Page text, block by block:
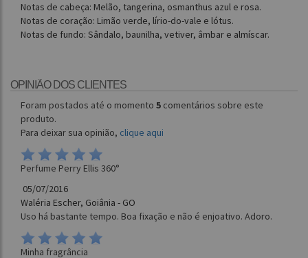
Notas de cabeça: Melão, tangerina, osmanthus azul e rosa.
Notas de coração: Limão verde, lírio-do-vale e lótus.
Notas de fundo: Sândalo, baunilha, vetiver, âmbar e almíscar.
OPINIÃO DOS CLIENTES
Foram postados até o momento 5 comentários sobre este
produto.
Para deixar sua opinião, clique aqui
Perfume Perry Ellis 360°
05/07/2016
Waléria Escher, Goiânia - GO
Uso há bastante tempo. Boa fixação e não é enjoativo. Adoro.
Minha fragrância